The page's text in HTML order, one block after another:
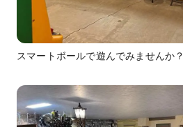
スマートボールで遊んでみませんか？